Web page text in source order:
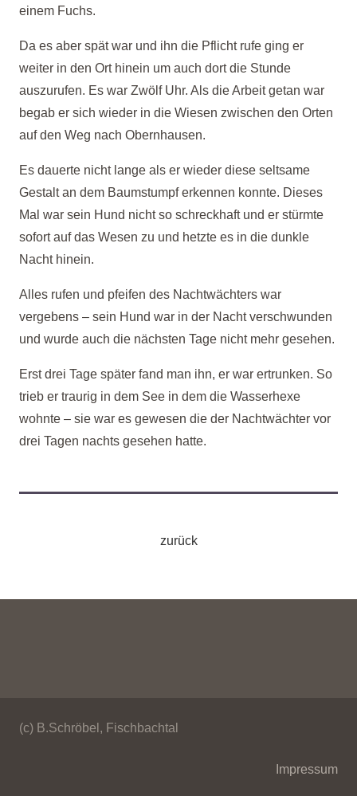
einem Fuchs.
Da es aber spät war und ihn die Pflicht rufe ging er
weiter in den Ort hinein um auch dort die Stunde
auszurufen. Es war Zwölf Uhr. Als die Arbeit getan war
begab er sich wieder in die Wiesen zwischen den Orten
auf den Weg nach Obernhausen.
Es dauerte nicht lange als er wieder diese seltsame
Gestalt an dem Baumstumpf erkennen konnte. Dieses
Mal war sein Hund nicht so schreckhaft und er stürmte
sofort auf das Wesen zu und hetzte es in die dunkle
Nacht hinein.
Alles rufen und pfeifen des Nachtwächters war
vergebens – sein Hund war in der Nacht verschwunden
und wurde auch die nächsten Tage nicht mehr gesehen.
Erst drei Tage später fand man ihn, er war ertrunken. So
trieb er traurig in dem See in dem die Wasserhexe
wohnte – sie war es gewesen die der Nachtwächter vor
drei Tagen nachts gesehen hatte.
zurück
(c) B.Schröbel, Fischbachtal
Impressum